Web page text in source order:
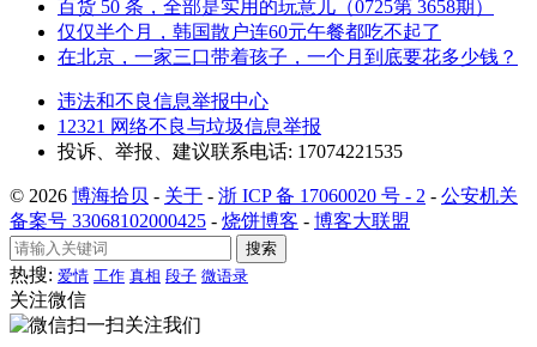
百货 50 条，全部是实用的玩意儿（0725第 3658期）
仅仅半个月，韩国散户连60元午餐都吃不起了
在北京，一家三口带着孩子，一个月到底要花多少钱？
违法和不良信息举报中心
12321 网络不良与垃圾信息举报
投诉、举报、建议联系电话: 17074221535
© 2026 博海拾贝 - 关于 - 浙 ICP 备 17060020 号 - 2 - 公安机关
备案号 33068102000425 - 烧饼博客 - 博客大联盟
搜索
热搜: 爱情 工作 真相 段子 微语录
关注微信